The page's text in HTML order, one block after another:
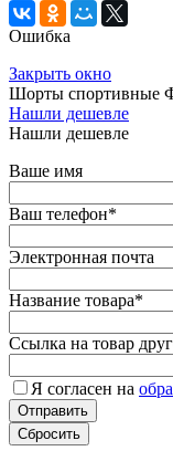
Ошибка
Закрыть окно
Шорты спортивные
Нашли дешевле
Нашли дешевле
Ваше имя
Ваш телефон*
Электронная почта
Название товара*
Ссылка на товар
Я согласен на